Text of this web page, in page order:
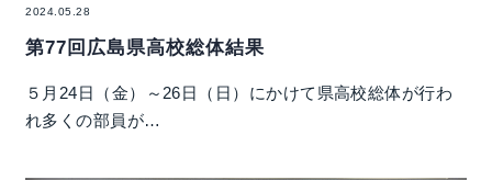
2024.05.28
第77回広島県高校総体結果
５月24日（金）～26日（日）にかけて県高校総体が行わ
れ多くの部員が…